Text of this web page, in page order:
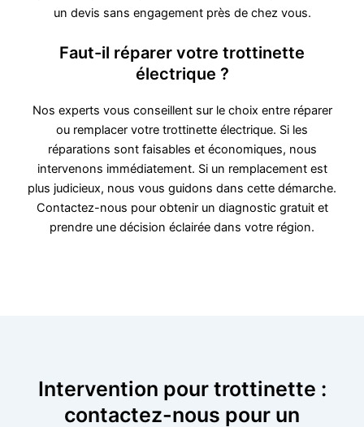
un devis sans engagement près de chez vous.
Faut-il réparer votre trottinette
électrique ?
Nos experts vous conseillent sur le choix entre réparer
ou remplacer votre trottinette électrique. Si les
réparations sont faisables et économiques, nous
intervenons immédiatement. Si un remplacement est
plus judicieux, nous vous guidons dans cette démarche.
Contactez-nous pour obtenir un diagnostic gratuit et
prendre une décision éclairée dans votre région.
Intervention pour trottinette :
contactez-nous pour un